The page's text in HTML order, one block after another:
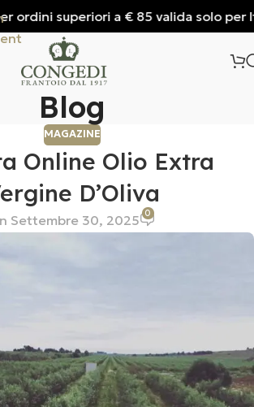
superiori a € 85 valida solo per
Blog
MAGAZINE
Online Olio Extra
D’Oliva
Settembre 30, 2025 0